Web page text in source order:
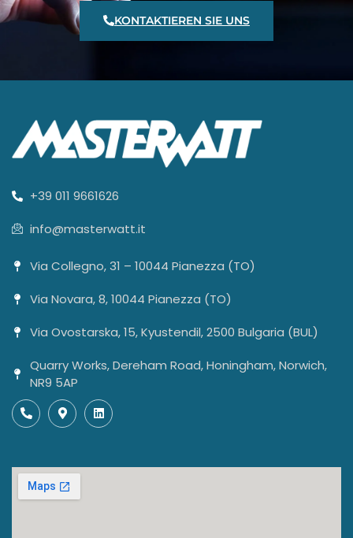
KONTAKTIEREN SIE UNS
+39 011 9661626
info@masterwatt.it
Via Collegno, 31 – 10044 Pianezza (TO)
Via Novara, 8, 10044 Pianezza (TO)
Via Ovostarska, 15, Kyustendil, 2500 Bulgaria (BUL)
Quarry Works, Dereham Road, Honingham, Norwich,
NR9 5AP